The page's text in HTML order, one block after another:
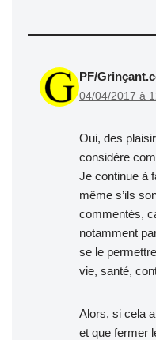
PF/
04/04/2017 à
Oui, des
considère
Je continue à
même s’ils
commentés,
notamment
se le
vie, santé,
Alors, si cela
et que fermer